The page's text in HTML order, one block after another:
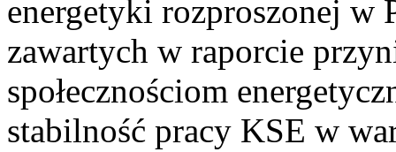
energetyki rozproszonej w
zawartych w raporcie
społecznościom
stabilność pracy KSE w